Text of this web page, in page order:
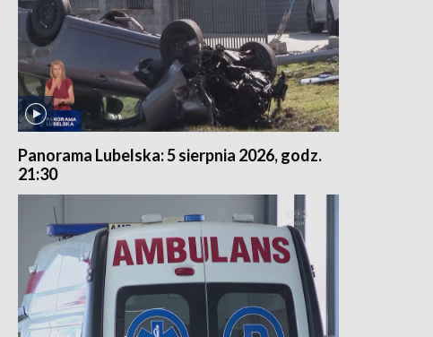
Panorama Lubelska: 5 sierpnia 2026, godz.
21:30